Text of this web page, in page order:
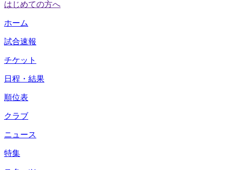
はじめての方へ
ホーム
試合速報
チケット
日程・結果
順位表
クラブ
ニュース
特集